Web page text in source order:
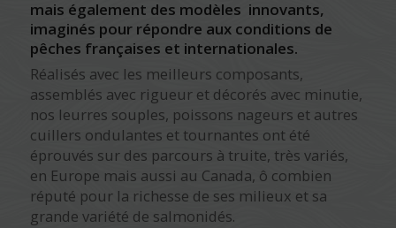
mais également des modèles innovants,
imaginés pour répondre aux conditions de
pêches françaises et internationales.
Réalisés avec les meilleurs composants,
assemblés avec rigueur et décorés avec minutie,
nos leurres souples, poissons nageurs et autres
cuillers ondulantes et tournantes ont été
éprouvés sur des parcours à truite, très variés,
en Europe mais aussi au Canada, ô combien
réputé pour la richesse de ses milieux et sa
grande variété de salmonidés.